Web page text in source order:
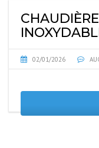
02/01/2026